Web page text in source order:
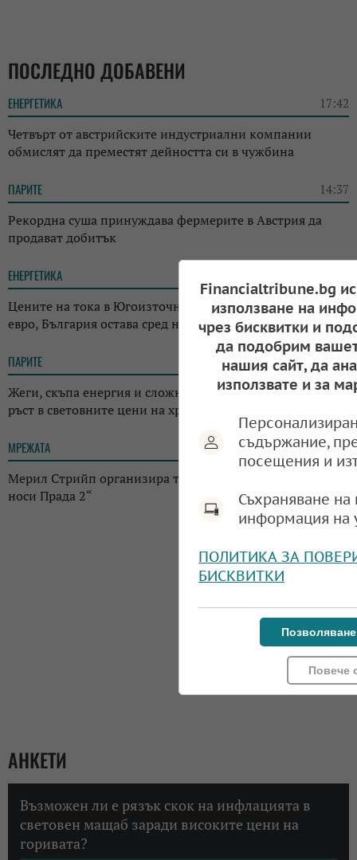
ПОСЛЕДНО ДОБАВЕНИ
ЕНЕРГЕТИКА 17:42
Четвърт от австрийските индустриални компании
обмислят да преместят дейността си в чужбина
ПАРИТЕ 14:37
Рекордна суша принуждава фермерите в Австрия да
продават добитък
ЕНЕРГЕТИКА
Цените на тока в Югоизточна Европа скочиха над 700
евро, България остава сред най-евтините пазари
ПАРИТЕ 18:05
Жеги, скъпа енергия и сложна геополитика: ФАО отчете
ръст в световните цени на храните
МРЕЖАТА 17:38
Мерил Стрийп организира търг с костюми от „Дяволът
носи Прада 2“
АНКЕТИ
Възможен ли е рязък скок на инфлацията в
световен мащаб заради високите цени на
горивата?
Financialtribune.bg
използване на
чрез бисквитки и
да подобрим
нашия сайт, да
използвате и за
съдържание,
посещения и
Съхраняване
информация на
ПОЛИТИКА ЗА
БИСКВИТКИ
Повече